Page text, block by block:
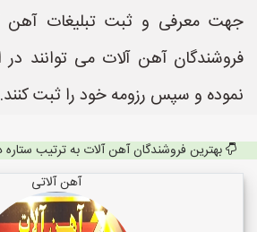
جهت معرفی و ثبت تبلیغات آهن
فروشندگان آهن آلات می توانند
نموده و سپس رزومه خود را ثبت کنند.
بهترین فروشندگان آهن آلات به ترتیب
آهن آلاتی